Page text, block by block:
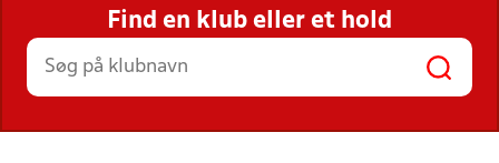
STILLINGER, RESULTATER, KLUBBER OG
HOLD
Find en klub eller et hold